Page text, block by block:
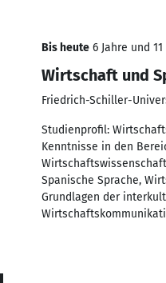
Bis heute 6 Jahre und
Wirtschaft und
Friedrich-Schiller-
Studienprofil:
Kenntnisse in den
Spanische Sprache,
Grundlagen der